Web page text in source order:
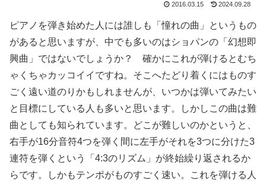
2016.03.15 2024.09.28
ピアノを弾き始めた人には誰しも「憧れの曲」というもの
があると思いますが、中でも多いのはショパンの「幻想即
興曲」ではないでしょうか？ 確かにこれが弾けるとむち
ゃくちゃカッコイイですね。そこへたどり着くにはものす
ごく遠い道のりかもしれませんが、いつかは弾いてみたい
と目標にしている人も多いと思います。しかしこの曲は難
曲としても知られています。どこが難しいのかというと、
右手が16分音符4つを弾く間に左手がそれを3つに分けた3
連符を弾くという「4:3のリズム」が終始繰り返されるか
らです。しかもテンポがものすごく速い。これを弾ける人